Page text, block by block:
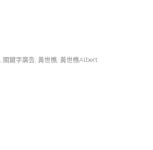
, 關鍵字廣告, 黃世樵, 黃世樵Albert